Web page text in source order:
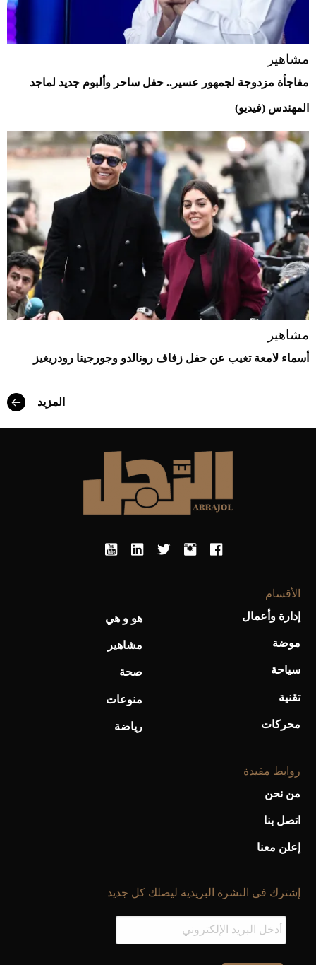
مشاهير
مفاجأة مزدوجة لجمهور عسير.. حفل ساحر وألبوم جديد لماجد
المهندس (فيديو)
مشاهير
أسماء لامعة تغيب عن حفل زفاف رونالدو وجورجينا رودريغيز
المزيد
الأقسام
إدارة وأعمال
موضة
سياحة
تقنية
محركات
هو و هي
مشاهير
صحة
منوعات
رياضة
روابط مفيدة
من نحن
اتصل بنا
إعلن معنا
إشترك فى النشرة البريدية ليصلك كل جديد